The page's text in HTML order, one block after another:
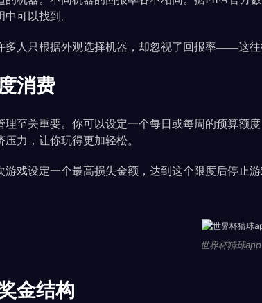
可以找到。
多人只根据外观选择机器，却忽视了回报率——这往
消费
理至关重要。你可以设定一个每日或每周的预算额
力，让你玩得更加轻松。
游戏设定一个最高损失金额，达到这个限度后停止
世界杯猜球
金结构